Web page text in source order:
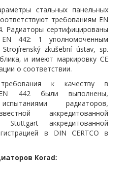
стальных панельных
требованиям EN
Радиаторы сертифицированы
442: 1 уполномоченным
zkušební ústav, sp.
и имеют маркировку CE
о соответствии.
к качеству в
442 были выполнены,
радиаторов,
аккредитованной
Stuttgart аккредитованной
в DIN CERTCO в
Korad: